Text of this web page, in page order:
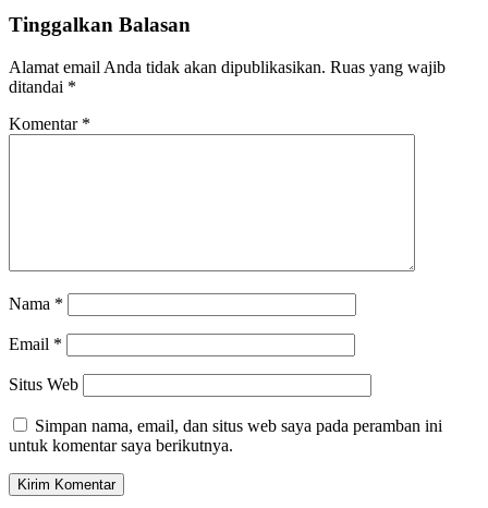
Tinggalkan Balasan
Alamat email Anda tidak akan dipublikasikan. Ruas yang wajib
ditandai *
Komentar *
Nama *
Email *
Situs Web
Simpan nama, email, dan situs web saya pada peramban ini
untuk komentar saya berikutnya.